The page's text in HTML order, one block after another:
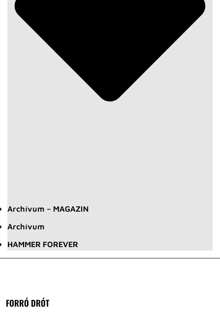
Archívum – MAGAZIN
Archívum
HAMMER FOREVER
FORRÓ DRÓT